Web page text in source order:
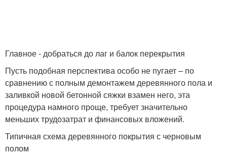
Главное - добраться до лаг и балок перекрытия
Пусть подобная перспектива особо не пугает – по
сравнению с полным демонтажем деревянного пола и
заливкой новой бетонной сяжки взамен него, эта
процедура намного проще, требует значительно
меньших трудозатрат и финансовых вложений.
Типичная схема деревянного покрытия с черновым
полом